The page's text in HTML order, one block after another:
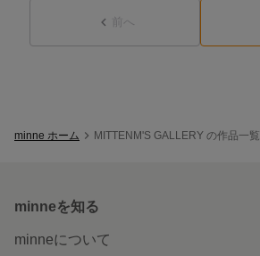
前へ
minne ホーム MITTENM'S GALLERY の作品一覧
minneを知る
minneについて